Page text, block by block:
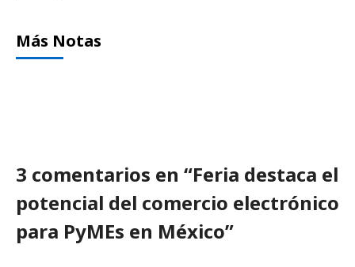
Más Notas
3 comentarios en “Feria destaca el
potencial del comercio electrónico
para PyMEs en México”